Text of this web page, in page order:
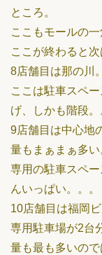
ところ。
ここもモールの
ここが終わると
8店舗目は那の川。
ここは駐車スペ
げ、しかも階段。
9店舗目は中心地
量もまぁまぁ多い
専用の駐車スペ
んいっぱい。。。
10店舗目は福岡ビ
専用駐車場が2台
量も最も多いの